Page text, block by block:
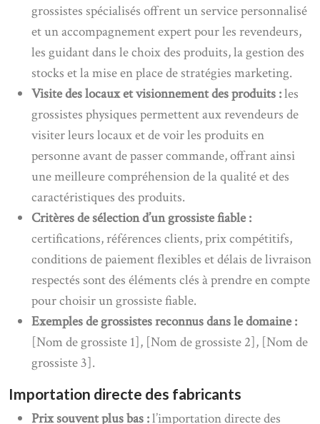
grossistes spécialisés offrent un service personnalisé
et un accompagnement expert pour les revendeurs,
les guidant dans le choix des produits, la gestion des
stocks et la mise en place de stratégies marketing.
Visite des locaux et visionnement des produits :les
grossistes physiques permettent aux revendeurs de
visiter leurs locaux et de voir les produits en
personne avant de passer commande, offrant ainsi
une meilleure compréhension de la qualité et des
caractéristiques des produits.
Critères de sélection d’un grossiste fiable :
certifications, références clients, prix compétitifs,
conditions de paiement flexibles et délais de livraison
respectés sont des éléments clés à prendre en compte
pour choisir un grossiste fiable.
Exemples de grossistes reconnus dans le domaine :
[Nom de grossiste 1], [Nom de grossiste 2], [Nom de
grossiste 3].
Importation directe des fabricants
Prix souvent plus bas :l’importation directe des